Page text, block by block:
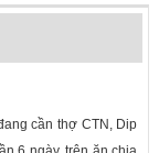
cần thợ CTN, Dip